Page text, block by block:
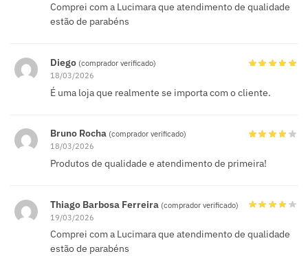
Comprei com a Lucimara que atendimento de qualidade
estão de parabéns
Diego (comprador verificado)
18/03/2026
É uma loja que realmente se importa com o cliente.
Bruno Rocha (comprador verificado)
18/03/2026
Produtos de qualidade e atendimento de primeira!
Thiago Barbosa Ferreira (comprador verificado)
19/03/2026
Comprei com a Lucimara que atendimento de qualidade
estão de parabéns